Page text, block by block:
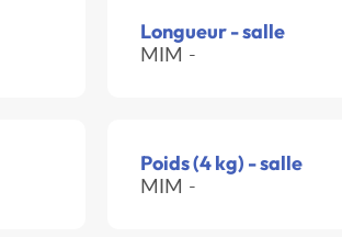
Longueur - salle
MIM -
Poids (4 kg) - salle
MIM -